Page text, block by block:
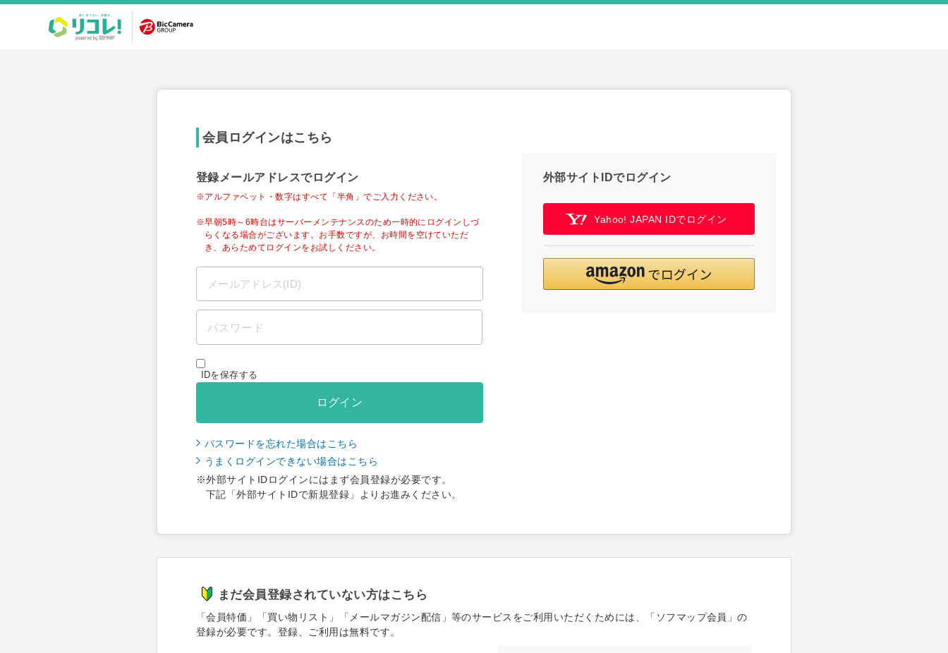
会員ログインはこちら
登録メールアドレスでログイン
※アルファベット・数字はすべて「半角」でご入力ください。
※早朝5時～6時台はサーバーメンテナンスのため一時的にログインしづ
らくなる場合がございます。お手数ですが、お時間を空けていただ
き、あらためてログインをお試しください。
IDを保存する
ログイン
パスワードを忘れた場合はこちら
うまくログインできない場合はこちら
※外部サイトIDログインにはまず会員登録が必要です。
下記「外部サイトIDで新規登録」よりお進みください。
外部サイトIDでログイン
Yahoo! JAPAN IDでログイン
まだ会員登録されていない方はこちら
「会員特価」「買い物リスト」「メールマガジン配信」等のサービスをご利用いただくためには、「ソフマップ会員」の
登録が必要です。登録、ご利用は無料です。